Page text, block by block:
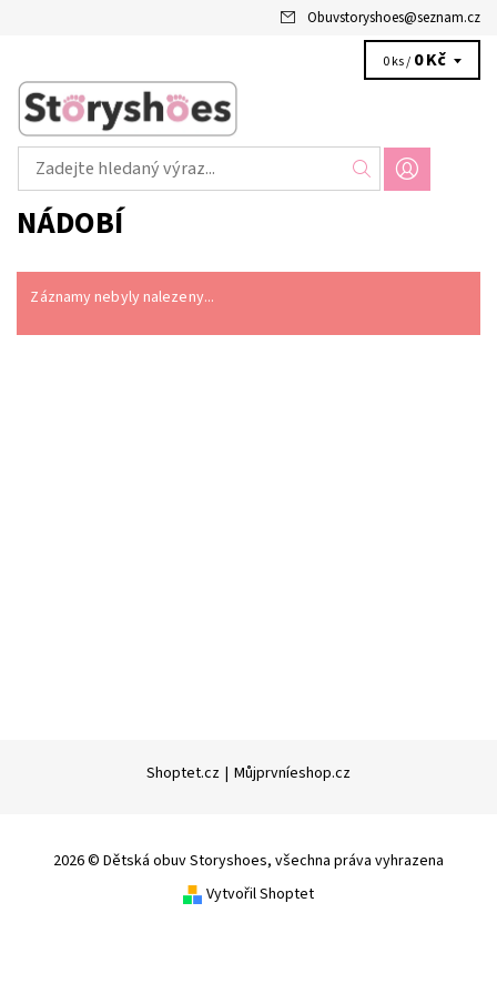
Obuvstoryshoes@seznam.cz
0 ks / 0 Kč
NÁDOBÍ
Záznamy nebyly nalezeny...
Shoptet.cz | Můjprvníeshop.cz
2026 © Dětská obuv Storyshoes, všechna práva vyhrazena
Vytvořil Shoptet